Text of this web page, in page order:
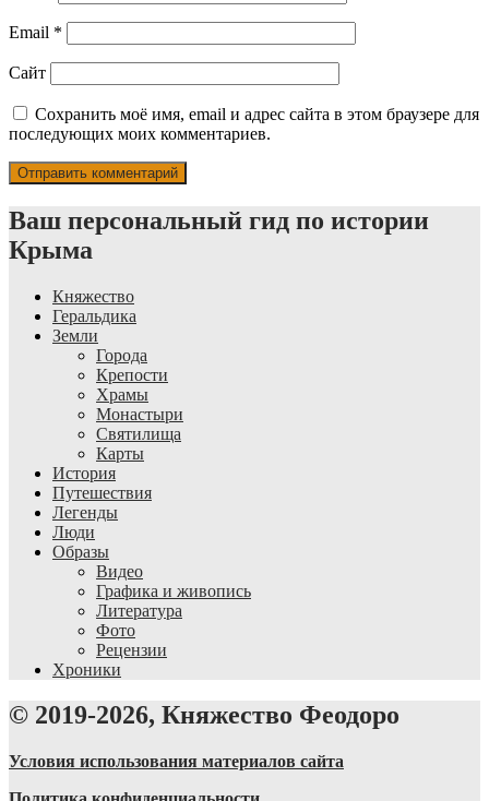
Email *
Сайт
Сохранить моё имя, email и адрес сайта в этом браузере для
последующих моих комментариев.
Ваш персональный гид по истории
Крыма
Княжество
Геральдика
Земли
Города
Крепости
Храмы
Монастыри
Святилища
Карты
История
Путешествия
Легенды
Люди
Образы
Видео
Графика и живопись
Литература
Фото
Рецензии
Хроники
© 2019-2026, Княжество Феодоро
Условия использования материалов сайта